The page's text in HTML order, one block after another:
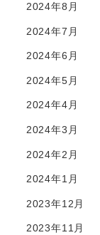
2024年8月
2024年7月
2024年6月
2024年5月
2024年4月
2024年3月
2024年2月
2024年1月
2023年12月
2023年11月